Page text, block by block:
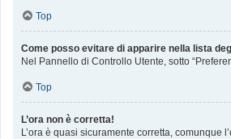
Top
Come posso evitare di apparire nella lista
Nel Pannello di Controllo Utente, sotto
Top
L’ora non è corretta!
L’ora è quasi sicuramente corretta,